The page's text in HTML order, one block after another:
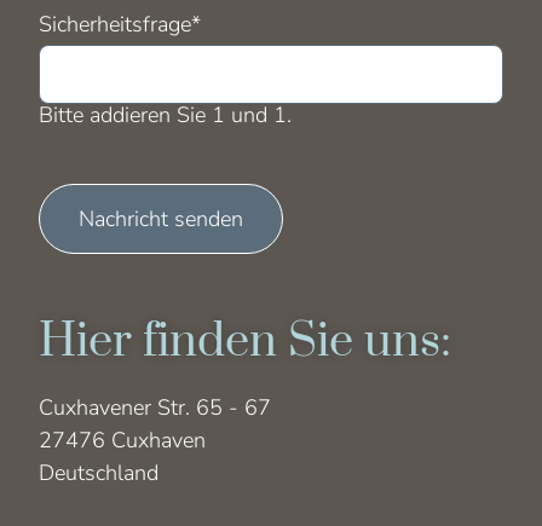
Pflichtfeld
Sicherheitsfrage*
Bitte addieren Sie 1 und 1.
Nachricht senden
Hier finden Sie uns:
Cuxhavener Str. 65 - 67
27476 Cuxhaven
Deutschland